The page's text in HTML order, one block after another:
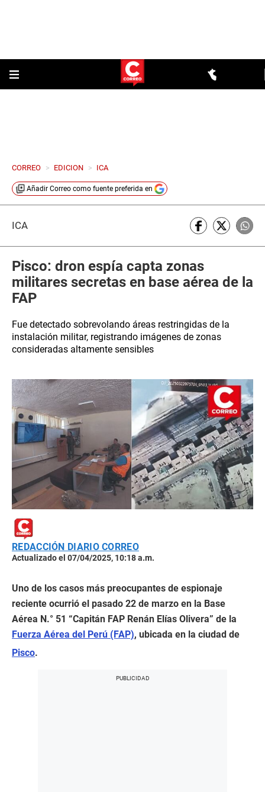
CORREO > EDICION > ICA
Añadir Correo como fuente preferida en
ICA
Pisco: dron espía capta zonas
militares secretas en base aérea de la
FAP
Fue detectado sobrevolando áreas restringidas de la
instalación militar, registrando imágenes de zonas
consideradas altamente sensibles
REDACCIÓN DIARIO CORREO
Actualizado el 07/04/2025, 10:18 a.m.
Uno de los casos más preocupantes de espionaje
reciente ocurrió el pasado 22 de marzo en la Base
Aérea N.° 51 “Capitán FAP Renán Elías Olivera” de la
Fuerza Aérea del Perú (FAP), ubicada en la ciudad de
Pisco.